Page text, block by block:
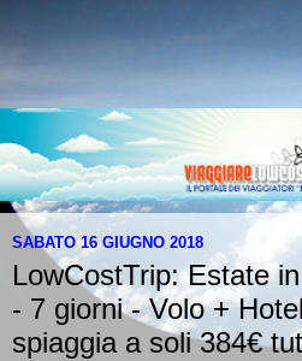
SABATO 16 GIUGNO 2018
LowCostTrip: Estate
- 7 giorni - Volo +
spiaggia a soli 384€